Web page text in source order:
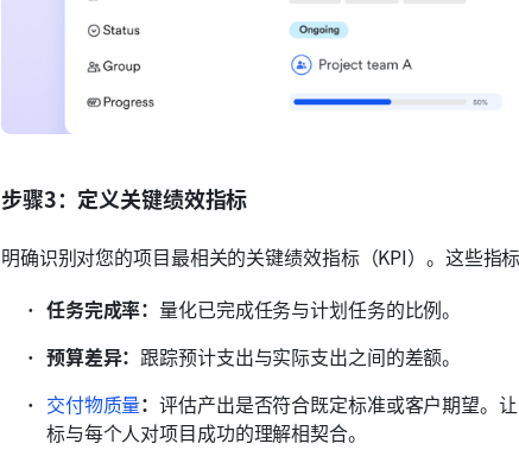
步骤3：定义关键绩效指标
明确识别对您的项目最相关的关键绩效指标（KPI）。这些指
任务完成率： 量化已完成任务与计划任务的比例。
预算差异：跟踪预计支出与实际支出之间的差额。
交付物质量：评估产出是否符合既定标准或客户期望。
标与每个人对项目成功的理解相契合。